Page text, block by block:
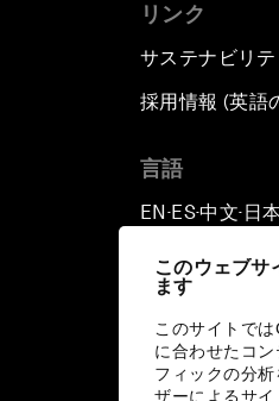
このウェブサ
ます
このサイトで
に合わせたコ
フィックの分
ザーによるサ
リンク
サステナビリ
採用情報 (英語
言語
EN ▪ ES▪中文▪ 日